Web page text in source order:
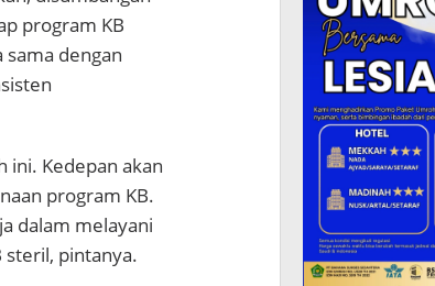
program KB
sama dengan
ini. Kedepan akan
program KB.
dalam melayani
steril, pintanya.